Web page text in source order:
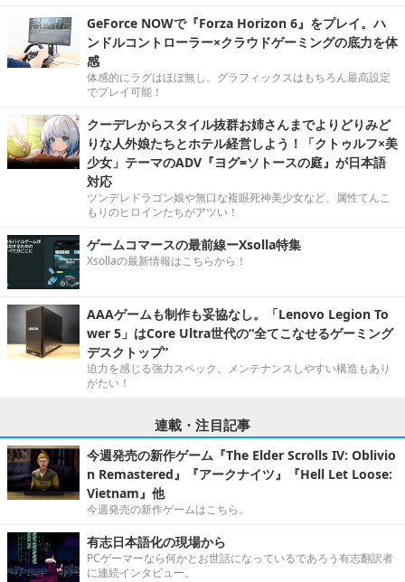
GeForce NOWで『Forza Horizon 6』をプレイ。ハ
ンドルコントローラー×クラウドゲーミングの底力を体
感
体感的にラグはほぼ無し。グラフィックスはもちろん最高設定
でプレイ可能！
クーデレからスタイル抜群お姉さんまでよりどりみど
りな人外娘たちとホテル経営しよう！「クトゥルフ×美
少女」テーマのADV『ヨグ=ソトースの庭』が日本語
対応
ツンデレドラゴン娘や無口な複眼死神美少女など、属性てんこ
もりのヒロインたちがアツい！
ゲームコマースの最前線ーXsolla特集
Xsollaの最新情報はこちらから！
AAAゲームも制作も妥協なし。「Lenovo Legion To
wer 5」はCore Ultra世代の“全てこなせるゲーミング
デスクトップ”
迫力を感じる強力スペック。メンテナンスしやすい構造もあり
がたい！
連載・注目記事
今週発売の新作ゲーム『The Elder Scrolls IV: Oblivio
n Remastered』『アークナイツ』『Hell Let Loose:
Vietnam』他
今週発売の新作ゲームはこちら。
有志日本語化の現場から
PCゲーマーなら何かとお世話になっているであろう有志翻訳者
に連続インタビュー。